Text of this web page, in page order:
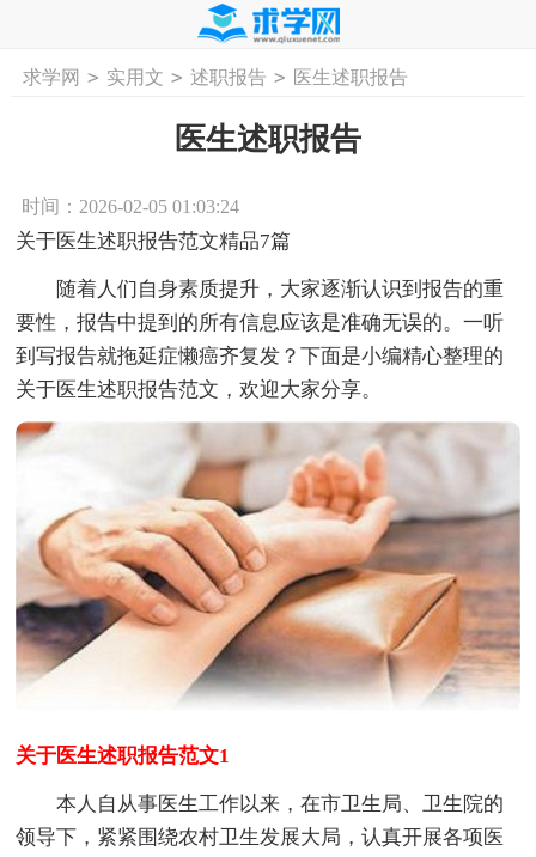
首页 工作计划 学习计划
求学网 > 实用文 > 述职报告 > 医生述职报告
医生述职报告
时间：2026-02-05 01:03:24
关于医生述职报告范文精品7篇
随着人们自身素质提升，大家逐渐认识到报告的重
要性，报告中提到的所有信息应该是准确无误的。一听
到写报告就拖延症懒癌齐复发？下面是小编精心整理的
关于医生述职报告范文，欢迎大家分享。
关于医生述职报告范文1
本人自从事医生工作以来，在市卫生局、卫生院的
领导下，紧紧围绕农村卫生发展大局，认真开展各项医